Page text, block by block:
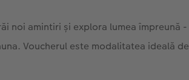
noi amintiri și explora lumea împreună -
Voucherul este modalitatea ideală de